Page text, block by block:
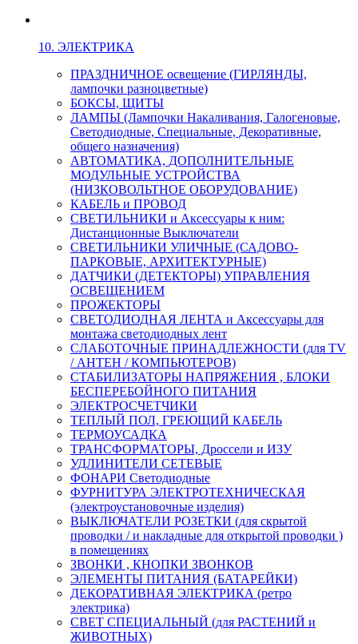
10. ЭЛЕКТРИКА
ПРАЗДНИЧНОЕ освещение (ГИРЛЯНДЫ,
лампочки разноцветные)
БОКСЫ, ЩИТЫ
ЛАМПЫ (Лампочки Накаливания, Галогеновые,
Светодиодные, Специальные, Декоративные,
общего назначения)
АВТОМАТИКА, ДОПОЛНИТЕЛЬНЫЕ
МОДУЛЬНЫЕ УСТРОЙСТВА
(НИЗКОВОЛЬТНОЕ ОБОРУДОВАНИЕ)
КАБЕЛЬ и ПРОВОД
СВЕТИЛЬНИКИ и Аксессуары к ним:
Дистанционные Выключатели
СВЕТИЛЬНИКИ УЛИЧНЫЕ (САДОВО-
ПАРКОВЫЕ, АРХИТЕКТУРНЫЕ)
ДАТЧИКИ (ДЕТЕКТОРЫ) УПРАВЛЕНИЯ
ОСВЕЩЕНИЕМ
ПРОЖЕКТОРЫ
СВЕТОДИОДНАЯ ЛЕНТА и Аксессуары для
монтажа светодиодных лент
СЛАБОТОЧНЫЕ ПРИНАДЛЕЖНОСТИ (для TV
/ АНТЕН / КОМПЬЮТЕРОВ)
СТАБИЛИЗАТОРЫ НАПРЯЖЕНИЯ , БЛОКИ
БЕСПЕРЕБОЙНОГО ПИТАНИЯ
ЭЛЕКТРОСЧЕТЧИКИ
ТЕПЛЫЙ ПОЛ, ГРЕЮЩИЙ КАБЕЛЬ
ТЕРМОУСАДКА
ТРАНСФОРМАТОРЫ, Дроссели и ИЗУ
УДЛИНИТЕЛИ СЕТЕВЫЕ
ФОНАРИ Светодиодные
ФУРНИТУРА ЭЛЕКТРОТЕХНИЧЕСКАЯ
(электроустановочные изделия)
ВЫКЛЮЧАТЕЛИ РОЗЕТКИ (для скрытой
проводки / и накладные для открытой проводки )
в помещениях
ЗВОНКИ , КНОПКИ ЗВОНКОВ
ЭЛЕМЕНТЫ ПИТАНИЯ (БАТАРЕЙКИ)
ДЕКОРАТИВНАЯ ЭЛЕКТРИКА (ретро
электрика)
СВЕТ СПЕЦИАЛЬНЫЙ (для РАСТЕНИЙ и
ЖИВОТНЫХ)